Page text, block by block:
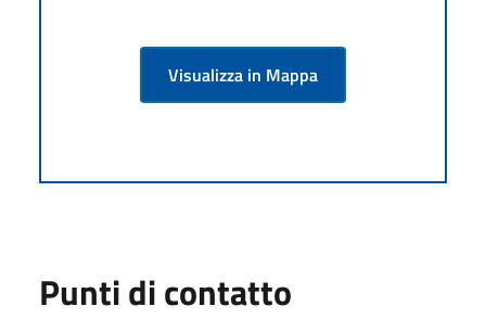
Visualizza in Mappa
Punti di contatto